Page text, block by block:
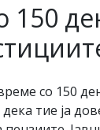
150
со 150
тие ја